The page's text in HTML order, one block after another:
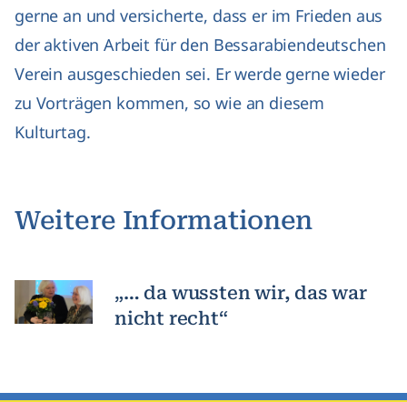
gerne an und versicherte, dass er im Frieden aus
der aktiven Arbeit für den Bessarabiendeutschen
Verein ausgeschieden sei. Er werde gerne wieder
zu Vorträgen kommen, so wie an diesem
Kulturtag.
Weitere Informationen
„… da wussten wir, das war
nicht recht“